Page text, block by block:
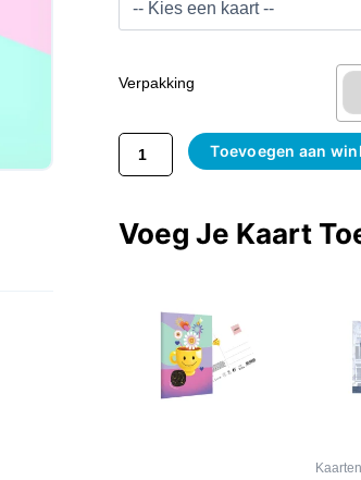
Verpakking
Hollands
Snoep
Toevoegen aan
Voeg Je Kaart
Kaarten